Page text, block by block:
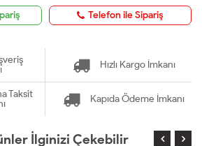
Telefon ile Sipariş
Hızlı Kargo İmkanı
Taksit
Kapıda Ödeme İmkanı
İlginizi Çekebilir